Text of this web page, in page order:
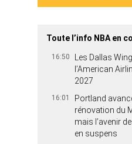
Toute l’info NBA en
16:50
Les Dallas
l’American
2027
16:01
Portland
rénovation du
mais l’avenir
en suspens